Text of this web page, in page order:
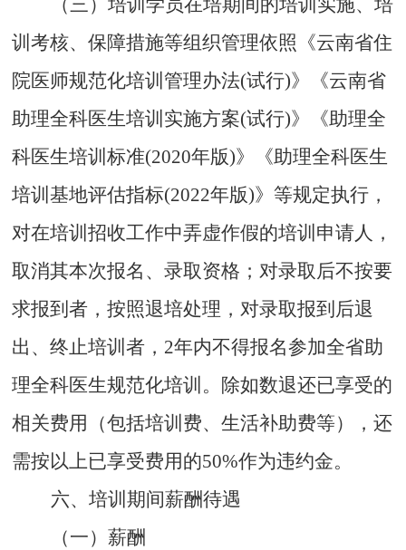
（三）培训学员在培期间的培训实施、培
训考核、保障措施等组织管理依照《云南省住
院医师规范化培训管理办法(试行)》《云南省
助理全科医生培训实施方案(试行)》《助理全
科医生培训标准(2020年版)》《助理全科医生
培训基地评估指标(2022年版)》等规定执行，
对在培训招收工作中弄虚作假的培训申请人，
取消其本次报名、录取资格；对录取后不按要
求报到者，按照退培处理，对录取报到后退
出、终止培训者， 2年内不得报名参加全省助
理全科医生规范化培训。除如数退还已享受的
相关费用（包括培训费、生活补助费等），还
需按以上已享受费用的50%作为违约金。
六、培训期间薪酬待遇
（一）薪酬